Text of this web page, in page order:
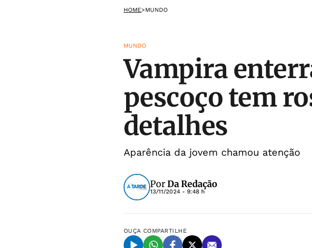
HOME>MUNDO
MUNDO
Vampira
pescoço tem
detalhes
Aparência da jovem chamou atenção
PorDa Redação
13/11/2024 - 9:48 h
OUÇA COMPARTILHE